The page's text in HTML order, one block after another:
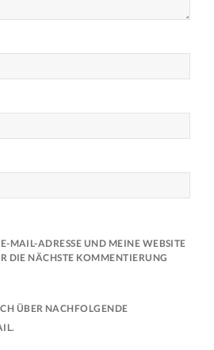
MAIL-ADRESSE UND MEINE WEBSITE
DIE NÄCHSTE KOMMENTIERUNG
ÜBER NACHFOLGENDE